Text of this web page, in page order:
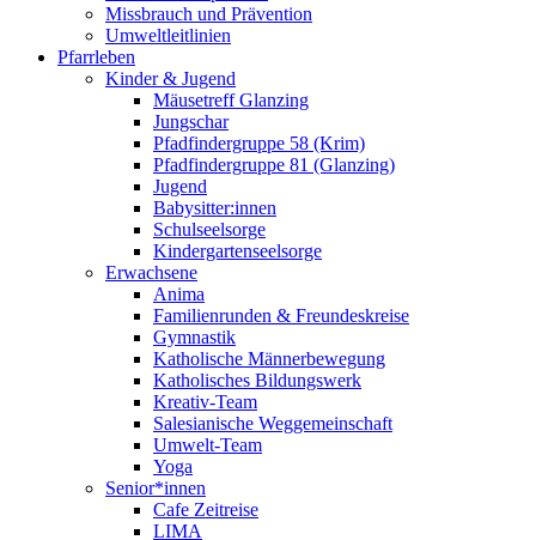
Missbrauch und Prävention
Umweltleitlinien
Pfarrleben
Kinder & Jugend
Mäusetreff Glanzing
Jungschar
Pfadfindergruppe 58 (Krim)
Pfadfindergruppe 81 (Glanzing)
Jugend
Babysitter:innen
Schulseelsorge
Kindergartenseelsorge
Erwachsene
Anima
Familienrunden & Freundeskreise
Gymnastik
Katholische Männerbewegung
Katholisches Bildungswerk
Kreativ-Team
Salesianische Weggemeinschaft
Umwelt-Team
Yoga
Senior*innen
Cafe Zeitreise
LIMA